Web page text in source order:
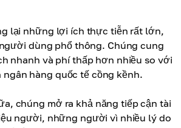
lại những lợi ích thực tiễn rất lớn,
dùng phổ thông. Chúng cung
nhanh và phí thấp hơn nhiều so với
hàng quốc tế cồng kềnh.
chúng mở ra khả năng tiếp cận tài
người, những người vì nhiều lý do